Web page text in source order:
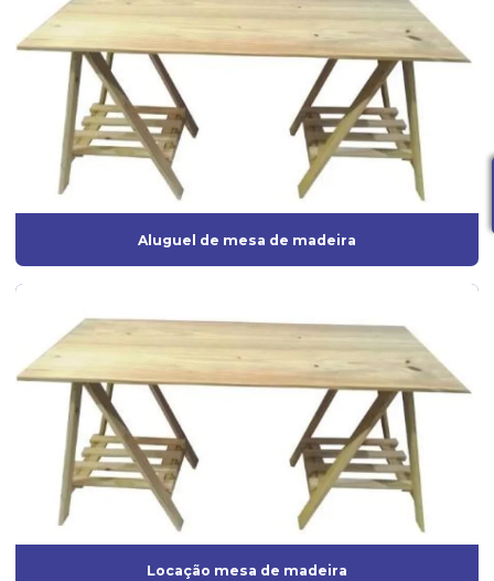
Aluguel de mesa de madeira
Locação mesa de madeira